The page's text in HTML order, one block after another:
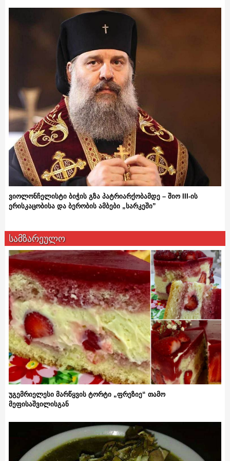
ვიოლონჩელისტი ბიჭის გზა პატრიარქობამდე – შიო III-ის
ერისკაცობისა და ბერობის ამბები „სარკეში”
სამზარეულო
უგემრიელესი მარწყვის ტორტი „ფრეზიე“ თამო
მეფისაშვილისგან